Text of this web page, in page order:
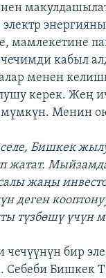
электр
мамлекетине
кабыл
алар менен
керек. Жең
мүмкүн. Менин
Бишкек
жатат.
жаңы
деген
түзбөшү үчүн
чечүүнүн бир
Себеби Бишкек